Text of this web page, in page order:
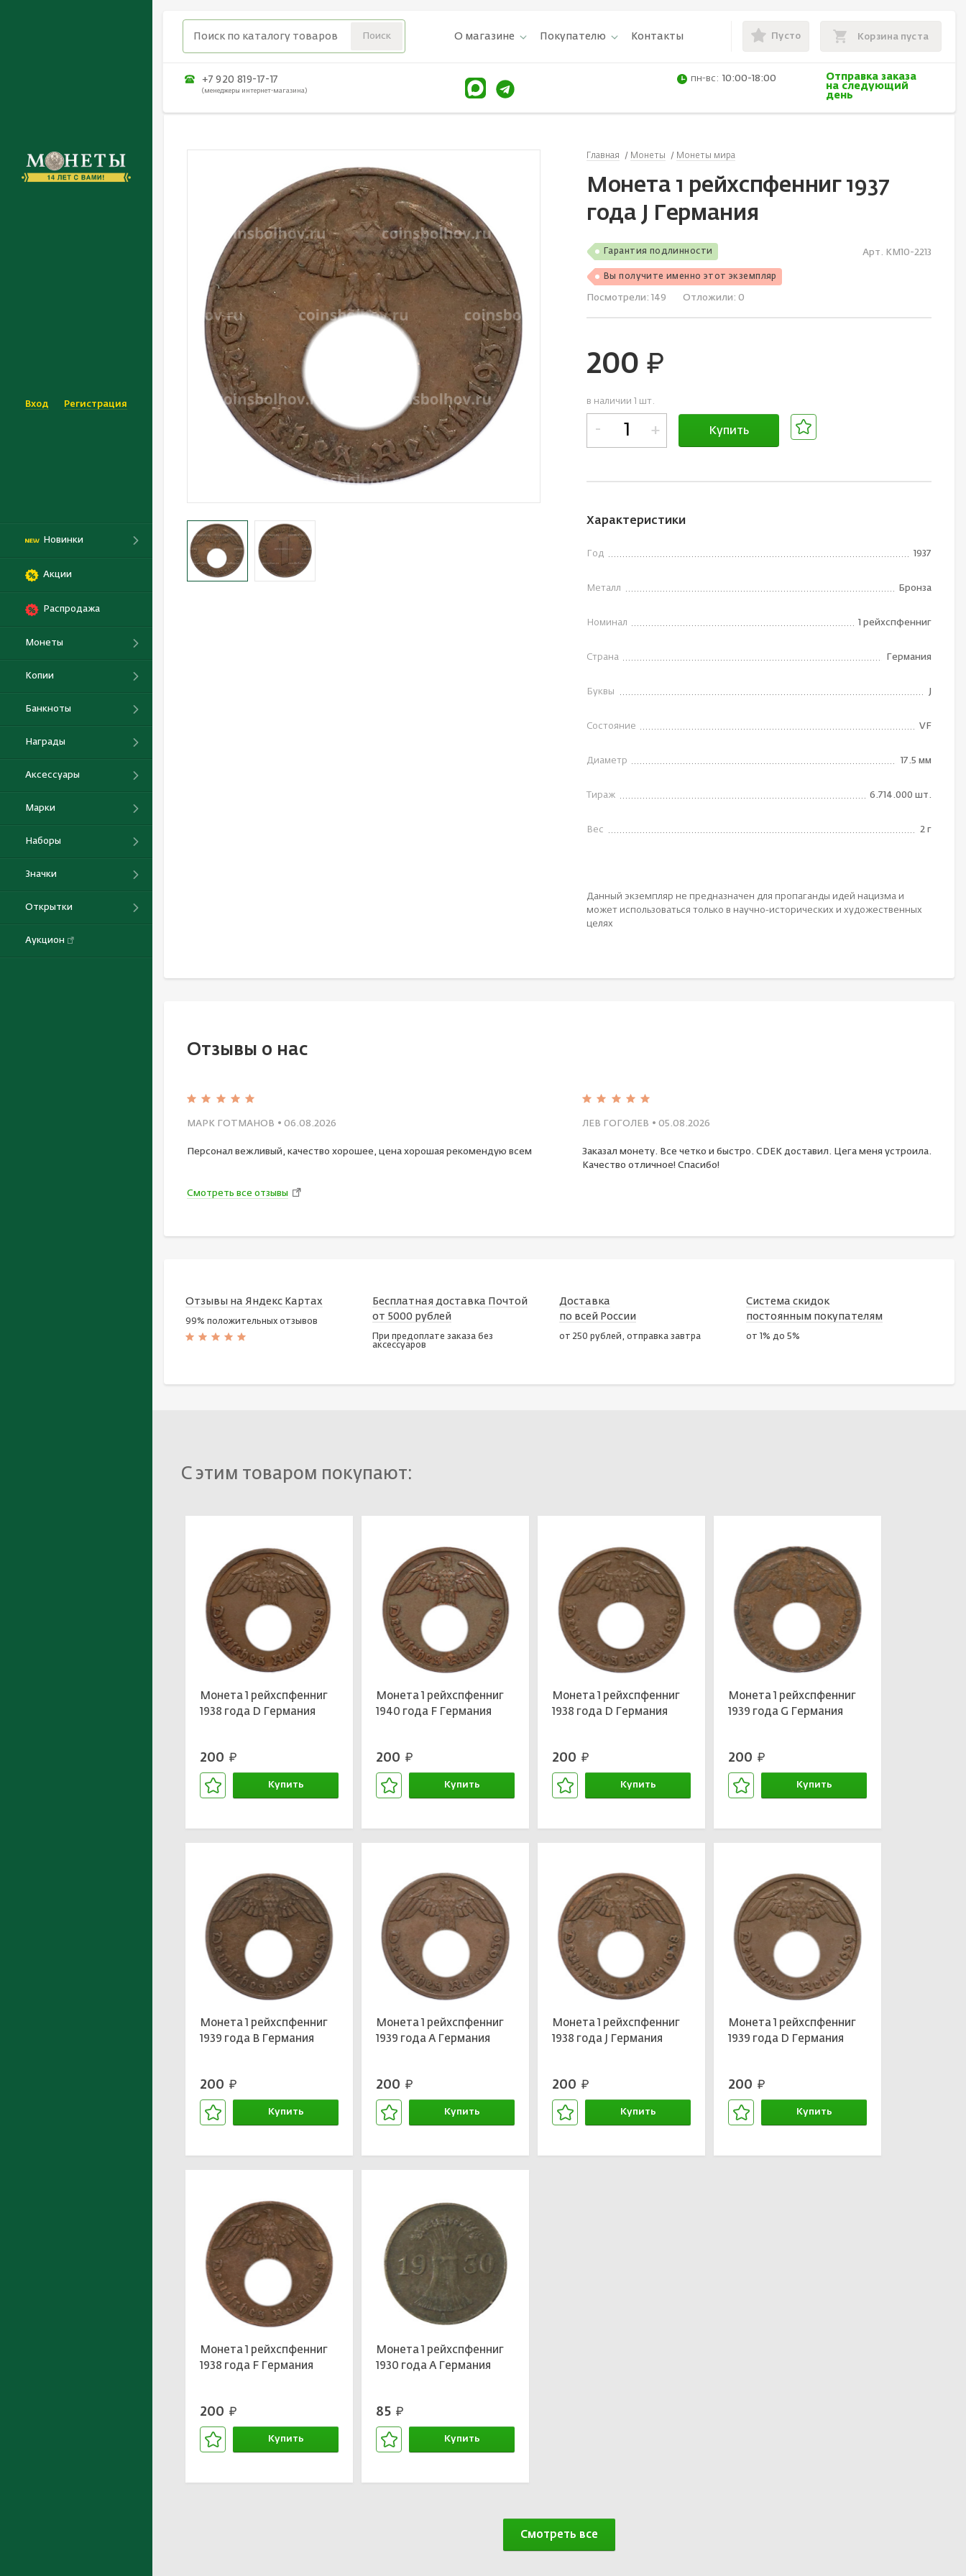
Вход Регистрация
Новинки
Акции
Распродажа
Монеты
Копии
Банкноты
Награды
Аксессуары
Марки
Наборы
Значки
Открытки
Аукцион
О магазине Покупателю Контакты Пусто Корзина пуста
+7 920 819-17-17
(менеджеры интернет-магазина)
пн-вс: 10:00-18:00
Отправка заказа
на следующий
день
Главная Монеты Монеты мира
Монета 1 рейхспфенниг 1937
года J Германия
Гарантия подлинности
Вы получите именно этот экземпляр
Арт. KM10-2213
Посмотрели: 149 Отложили: 0
200 руб.
в наличии 1 шт.
- + Купить
Характеристики
Год 1937
Металл Бронза
Номинал 1 рейхспфенниг
Страна Германия
Буквы J
Состояние VF
Диаметр 17.5 мм
Тираж 6.714.000 шт.
Вес 2 г
Данный экземпляр не предназначен для пропаганды идей нацизма и
может использоваться только в научно-исторических и художественных
целях
Отзывы о нас
МАРК ГОТМАНОВ • 06.08.2026
Персонал вежливый, качество хорошее, цена хорошая рекомендую всем
ЛЕВ ГОГОЛЕВ • 05.08.2026
Заказал монету. Все четко и быстро. CDEK доставил. Цега меня устроила.
Качество отличное! Спасибо!
Смотреть все отзывы
Отзывы на Яндекс Картах
99% положительных отзывов
Бесплатная доставка Почтой
от 5000 рублей
При предоплате заказа без
аксессуаров
Доставка
по всей России
от 250 рублей, отправка завтра
Система скидок
постоянным покупателям
от 1% до 5%
С этим товаром покупают:
Монета 1 рейхспфенниг
1938 года D Германия
200 руб.
Купить
Монета 1 рейхспфенниг
1940 года F Германия
200 руб.
Купить
Монета 1 рейхспфенниг
1938 года D Германия
200 руб.
Купить
Монета 1 рейхспфенниг
1939 года G Германия
200 руб.
Купить
Монета 1 рейхспфенниг
1939 года B Германия
200 руб.
Купить
Монета 1 рейхспфенниг
1939 года A Германия
200 руб.
Купить
Монета 1 рейхспфенниг
1938 года J Германия
200 руб.
Купить
Монета 1 рейхспфенниг
1939 года D Германия
200 руб.
Купить
Монета 1 рейхспфенниг
1938 года F Германия
200 руб.
Купить
Монета 1 рейхспфенниг
1930 года А Германия
85 руб.
Купить
Смотреть все